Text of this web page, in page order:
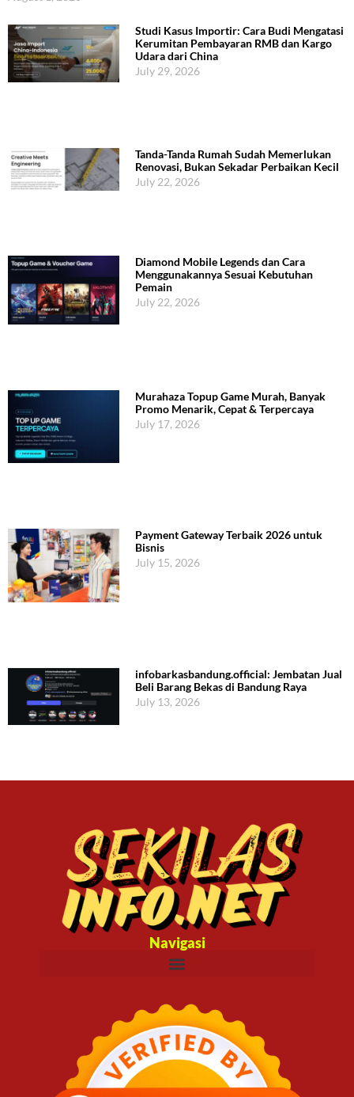
Studi Kasus Importir: Cara Budi Mengatasi
Kerumitan Pembayaran RMB dan Kargo
Udara dari China
July 29, 2026
Tanda-Tanda Rumah Sudah Memerlukan
Renovasi, Bukan Sekadar Perbaikan Kecil
July 22, 2026
Diamond Mobile Legends dan Cara
Menggunakannya Sesuai Kebutuhan
Pemain
July 22, 2026
Murahaza Topup Game Murah, Banyak
Promo Menarik, Cepat & Terpercaya
July 17, 2026
Payment Gateway Terbaik 2026 untuk
Bisnis
July 15, 2026
infobarkasbandung.official: Jembatan Jual
Beli Barang Bekas di Bandung Raya
July 13, 2026
Navigasi